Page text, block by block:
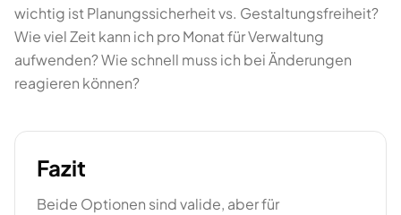
wichtig ist Planungssicherheit vs. Gestaltungsfreiheit?
Wie viel Zeit kann ich pro Monat für Verwaltung
aufwenden? Wie schnell muss ich bei Änderungen
reagieren können?
Fazit
Beide Optionen sind valide, aber für